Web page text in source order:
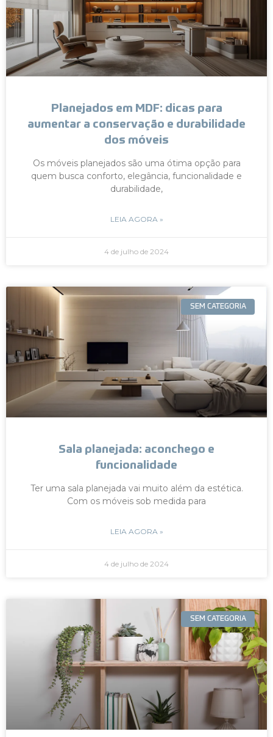
Planejados em MDF: dicas para
aumentar a conservação e durabilidade
dos móveis
Os móveis planejados são uma ótima opção para
quem busca conforto, elegância, funcionalidade e
durabilidade,
LEIA AGORA »
4 de julho de 2024
SEM CATEGORIA
Sala planejada: aconchego e
funcionalidade
Ter uma sala planejada vai muito além da estética.
Com os móveis sob medida para
LEIA AGORA »
4 de julho de 2024
SEM CATEGORIA